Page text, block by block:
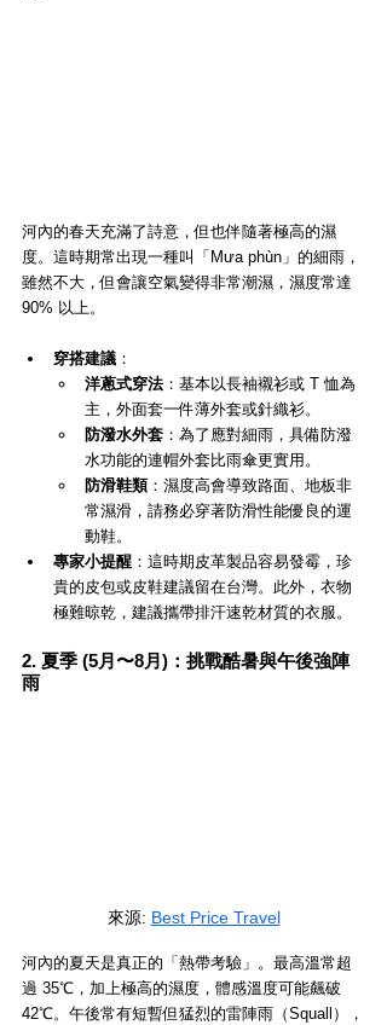
河內的春天充滿了詩意，但也伴隨著極高的濕
度。這時期常出現一種叫「Mưa phùn」的細雨，
雖然不大，但會讓空氣變得非常潮濕，濕度常達
90% 以上。
穿搭建議 ：
洋蔥式穿法：基本以長袖襯衫或 T 恤為
主，外面套一件薄外套或針織衫。
防潑水外套 ：為了應對細雨，具備防潑
水功能的連帽外套比雨傘更實用。
防滑鞋類：濕度高會導致路面、地板非
常濕滑，請務必穿著防滑性能優良的運
動鞋。
專家小提醒 ：這時期皮革製品容易發霉，珍
貴的皮包或皮鞋建議留在台灣。此外，衣物
極難晾乾，建議攜帶排汗速乾材質的衣服。
2. 夏季 (5月〜8月)：挑戰酷暑與午後強陣
雨
來源: Best Price Travel
河內的夏天是真正的「熱帶考驗」。最高溫常超
過 35℃，加上極高的濕度，體感溫度可能飆破
42℃。午後常有短暫但猛烈的雷陣雨（Squall），